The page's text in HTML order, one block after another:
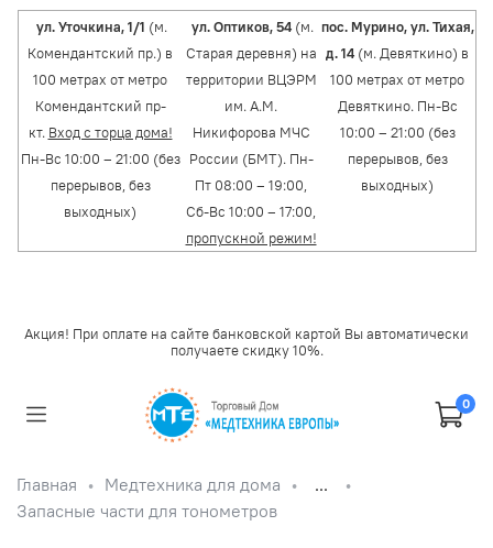
ул. Уточкина, 1/1 (м.
Комендантский пр.) в
100 метрах от метро
Комендантский пр-
кт. Вход с торца дома!
Пн-Вс 10:00 – 21:00 (без
перерывов, без
выходных)
ул. Оптиков, 54 (м.
Старая деревня) на
территории ВЦЭРМ
им. А.М.
Никифорова МЧС
России (БМТ). Пн-
Пт 08:00 – 19:00,
Сб-Вс 10:00 – 17:00,
пропускной режим!
пос. Мурино, ул. Тихая,
д. 14 (м. Девяткино) в
100 метрах от метро
Девяткино. Пн-Вс
10:00 – 21:00 (без
перерывов, без
выходных)
Акция! При оплате на сайте банковской картой Вы автоматически
получаете скидку 10%.
0
Главная Медтехника для дома
...
Запасные части для тонометров